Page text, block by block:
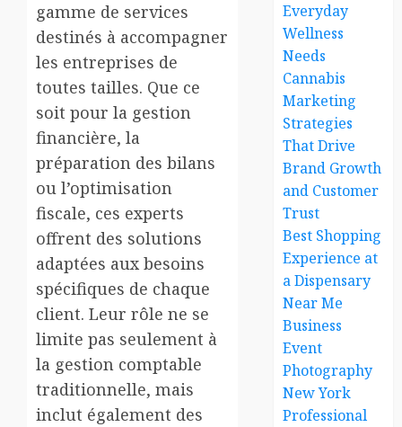
gamme de services
destinés à accompagner
les entreprises de
toutes tailles. Que ce
soit pour la gestion
financière, la
préparation des bilans
ou l’optimisation
fiscale, ces experts
offrent des solutions
adaptées aux besoins
spécifiques de chaque
client. Leur rôle ne se
limite pas seulement à
la gestion comptable
traditionnelle, mais
inclut également des
Everyday
Wellness
Needs
Cannabis
Marketing
Strategies
That Drive
Brand Growth
and Customer
Trust
Best Shopping
Experience at
a Dispensary
Near Me
Business
Event
Photography
New York
Professional